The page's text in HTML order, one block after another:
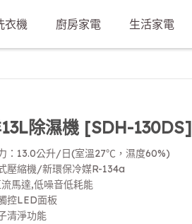
衣機 廚房家電 生活家電
除濕機 [SDH-130DS]
：13.0公升/日(室溫27℃，濕度60%)
壓縮機/新環保冷媒R-134a
馬達,低噪音低耗能
控LED面板
清淨功能